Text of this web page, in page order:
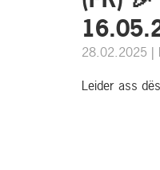
28.02.2025 |
Leider ass